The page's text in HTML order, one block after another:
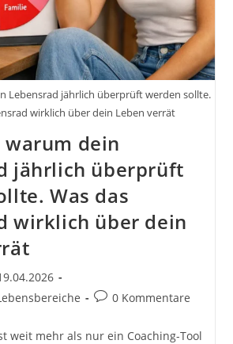
Lebensrad jährlich überprüft werden sollte.
wirklich über dein Leben verrät
warum dein
jährlich überprüft
Was das
wirklich über dein
Beitrags-
0 Kommentare
weit mehr als nur ein Coaching-Tool